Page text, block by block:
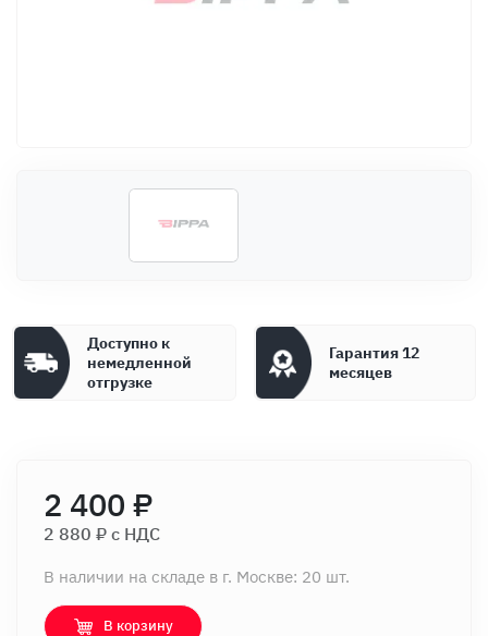
Доступно к
немедленной
отгрузке
Гарантия 12
месяцев
2 400 ₽
2 880 ₽ c НДС
В наличии на складе в г. Москве: 20 шт.
В корзину